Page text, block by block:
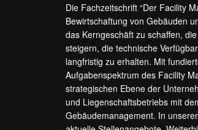
Die Fachzeitschrift “Der Facility
Bewirtschaftung von Gebäuden
das Kerngeschäft zu schaffen,
steigern, die technische
langfristig zu erhalten. Mit
Aufgabenspektrum des Facility
strategischen Ebene der
und Liegenschaftsbetriebs mit
Gebäudemanagement. In